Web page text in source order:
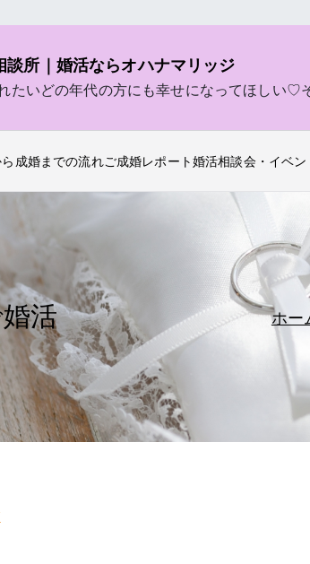
所｜婚活ならオハナマリッジ
たいどの年代の方にも幸せになってほしい♡
ら成婚までの流れご成婚レポート婚活相談会・イベ
活 ホー